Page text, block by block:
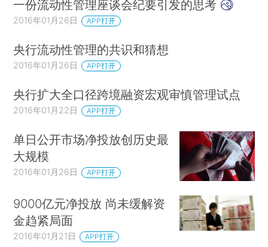
一份流动性管理座谈会纪要引发的思考
2016年01月26日 APP打开
央行流动性管理的共识和猜想
2016年01月26日 APP打开
央行扩大全口径跨境融资宏观审慎管理试点
2016年01月22日 APP打开
单日公开市场净投放创历史最
大规模
2016年01月26日 APP打开
9000亿元净投放 尚未缓解资
金趋紧局面
2016年01月21日 APP打开